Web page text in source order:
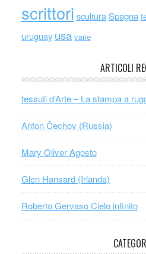
scrittori scultura Spagna
uruguay usa varie
ARTICOLI
tessuti d’Arte – La stampa a
Anton Čechov (Russia)
Mary Oliver Agosto
Glen Hansard (Irlanda)
Roberto Gervaso Cielo infinito